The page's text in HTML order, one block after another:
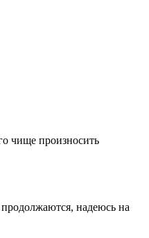
чище произносить
надеюсь на